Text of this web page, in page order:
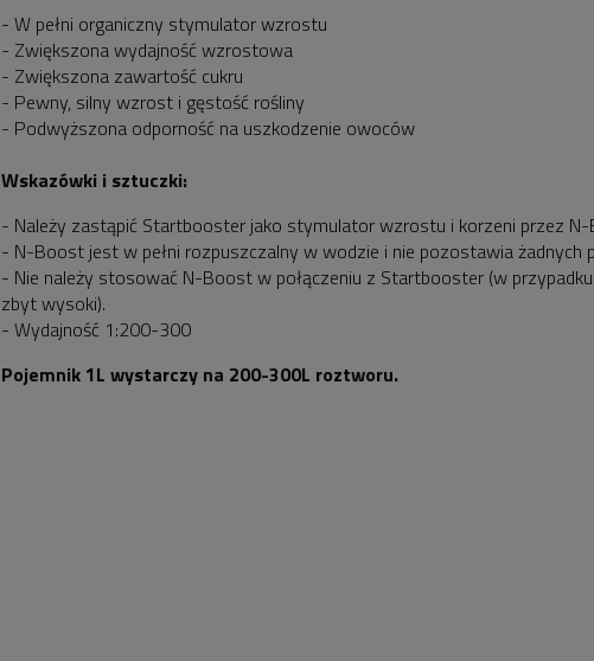
- W pełni organiczny stymulator wzrostu
- Zwiększona wydajność wzrostowa
- Zwiększona zawartość cukru
- Pewny, silny wzrost i gęstość rośliny
- Podwyższona odporność na uszkodzenie owoców
Wskazówki i sztuczki:
- Należy zastąpić Startbooster jako stymulator wzrostu i korzeni przez
- N-Boost jest w pełni rozpuszczalny w wodzie i nie pozostawia żadnych
- Nie należy stosować N-Boost w połączeniu z Startbooster (w
zbyt wysoki).
- Wydajność 1:200-300
Pojemnik 1L wystarczy na 200-300L roztworu.